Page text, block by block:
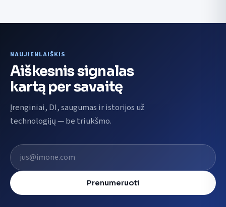
NAUJIENLAIŠKIS
Aiškesnis signalas
kartą per savaitę
Įrenginiai, DI, saugumas ir istorijos už
technologijų — be triukšmo.
El. pašto adresas
Prenumeruoti